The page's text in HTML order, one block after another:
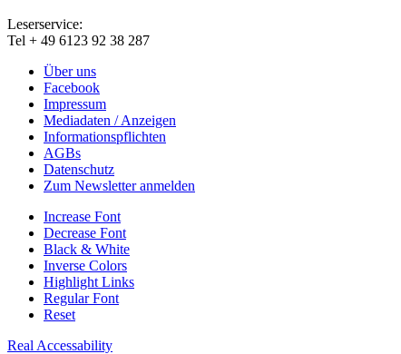
Leserservice:
Tel + 49 6123 92 38 287
Über uns
Facebook
Impressum
Mediadaten / Anzeigen
Informationspflichten
AGBs
Datenschutz
Zum Newsletter anmelden
Increase Font
Decrease Font
Black & White
Inverse Colors
Highlight Links
Regular Font
Reset
Real Accessability